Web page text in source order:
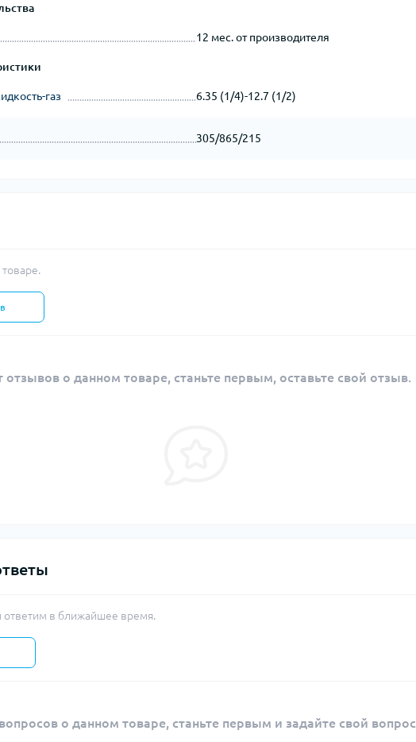
12 мес. от производителя
газ 6.35 (1/4)-12.7 (1/2)
305/865/215
отзывов о данном товаре, станьте первым, оставьте свой отзыв.
ответим в ближайшее время.
о данном товаре, станьте первым и задайте свой вопрос.